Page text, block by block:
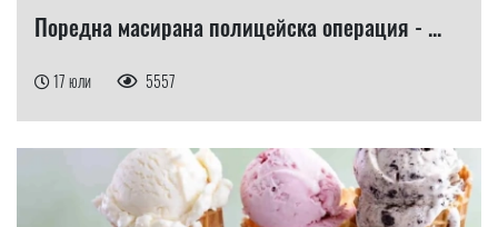
Поредна масирана полицейска операция - ...
17 юли 5557